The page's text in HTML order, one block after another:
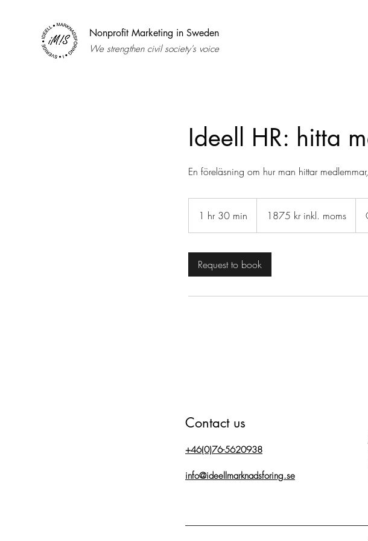
Nonprofit Marketing in Sweden
We strengthen civil society's voice
Ideell HR: hitta
En föreläsning om hur man hittar
1 hr 30 min
h
m
1875 kr inkl. moms
Request to book
Contact us
+46(0)76-5620938
info@ideellmarknadsforing.se